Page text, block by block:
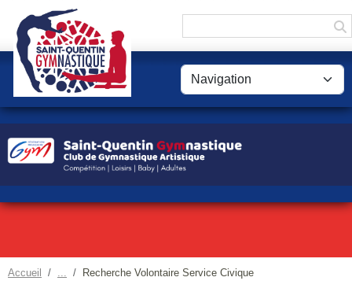
Accueil Recherche Volontaire Service Civique
Panneau de gestion des cookies